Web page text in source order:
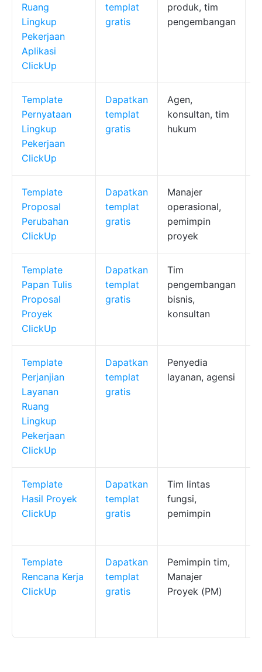
Ruang
Lingkup
Pekerjaan
Aplikasi
ClickUp
templat
gratis
produk, tim
pengembangan
Template
Pernyataan
Lingkup
Pekerjaan
ClickUp
Dapatkan
templat
gratis
Agen,
konsultan, tim
hukum
Template
Proposal
Perubahan
ClickUp
Dapatkan
templat
gratis
Manajer
operasional,
pemimpin
proyek
Template
Papan Tulis
Proposal
Proyek
ClickUp
Dapatkan
templat
gratis
Tim
pengembangan
bisnis,
konsultan
Template
Perjanjian
Layanan
Ruang
Lingkup
Pekerjaan
ClickUp
Dapatkan
templat
gratis
Penyedia
layanan, agensi
Template
Hasil Proyek
ClickUp
Dapatkan
templat
gratis
Tim lintas
fungsi,
pemimpin
Template
Rencana Kerja
ClickUp
Dapatkan
templat
gratis
Pemimpin tim,
Manajer
Proyek (PM)